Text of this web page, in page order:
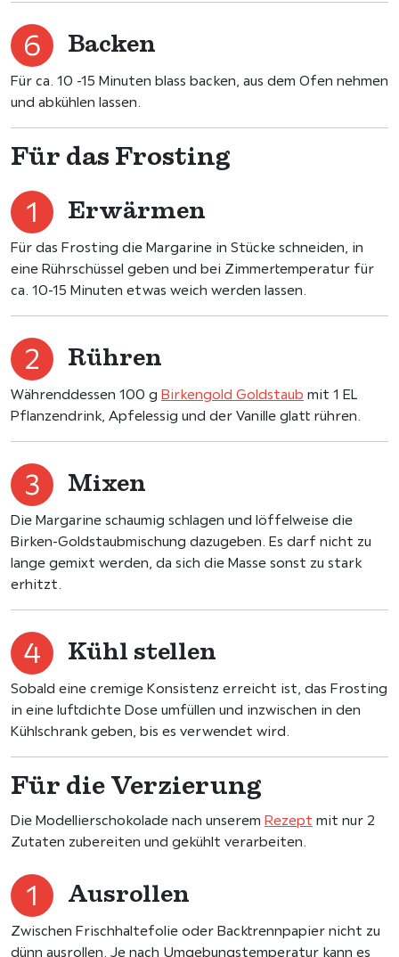
Backen
Für ca. 10 -15 Minuten blass backen, aus dem Ofen nehmen
und abkühlen lassen.
Für das Frosting
Erwärmen
Für das Frosting die Margarine in Stücke schneiden, in
eine Rührschüssel geben und bei Zimmertemperatur für
ca. 10-15 Minuten etwas weich werden lassen.
Rühren
Währenddessen 100 g Birkengold Goldstaub mit 1 EL
Pflanzendrink, Apfelessig und der Vanille glatt rühren.
Mixen
Die Margarine schaumig schlagen und löffelweise die
Birken-Goldstaubmischung dazugeben. Es darf nicht zu
lange gemixt werden, da sich die Masse sonst zu stark
erhitzt.
Kühl stellen
Sobald eine cremige Konsistenz erreicht ist, das Frosting
in eine luftdichte Dose umfüllen und inzwischen in den
Kühlschrank geben, bis es verwendet wird.
Für die Verzierung
Die Modellierschokolade nach unserem Rezept mit nur 2
Zutaten zubereiten und gekühlt verarbeiten.
Ausrollen
Zwischen Frischhaltefolie oder Backtrennpapier nicht zu
dünn ausrollen. Je nach Umgebungstemperatur kann es